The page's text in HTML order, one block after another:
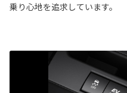
乗り心地を追求しています。